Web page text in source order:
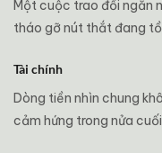
Một cuộc trao đổi ngắn
tháo gỡ nút thắt đang
Tài chính
Dòng tiền nhìn chung
cảm hứng trong nửa